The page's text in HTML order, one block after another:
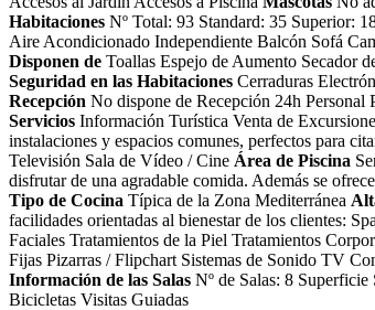
Habitaciones Nº Total: 93 Standard: 35 Superior:
Aire Acondicionado Independiente Balcón Sofá
Disponen de Toallas Espejo de Aumento Secador
Seguridad en las Habitaciones Cerraduras
Recepción No dispone de Recepción 24h Personal
Servicios Información Turística Venta de
instalaciones y espacios comunes, perfectos para
Televisión Sala de Vídeo / Cine Área de Piscina
disfrutar de una agradable comida. Además se
Tipo de Cocina Típica de la Zona Mediterránea
facilidades orientadas al bienestar de los clientes:
Faciales Tratamientos de la Piel Tratamientos
Fijas Pizarras / Flipchart Sistemas de Sonido TV
Información de las Salas Nº de Salas: 8
Bicicletas Visitas Guiadas